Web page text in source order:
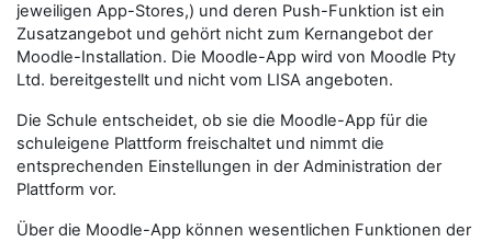
jeweiligen App-Stores,) und deren Push-Funktion ist ein
Zusatzangebot und gehört nicht zum Kernangebot der
Moodle-Installation. Die Moodle-App wird von Moodle Pty
Ltd. bereitgestellt und nicht vom LISA angeboten.
Die Schule entscheidet, ob sie die Moodle-App für die
schuleigene Plattform freischaltet und nimmt die
entsprechenden Einstellungen in der Administration der
Plattform vor.
Über die Moodle-App können wesentlichen Funktionen der